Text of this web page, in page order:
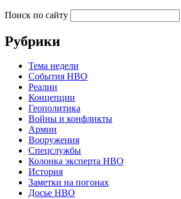
Поиск по сайту
Рубрики
Тема недели
События НВО
Реалии
Концепции
Геополитика
Войны и конфликты
Армии
Вооружения
Спецслужбы
Колонка эксперта НВО
История
Заметки на погонах
Досье НВО